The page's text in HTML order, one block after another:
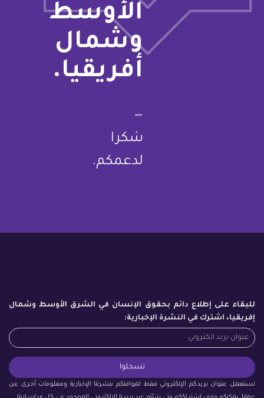
الأوسط
وشمال
أفريقيا.
—
شكرا
لدعمكم.
للبقاء على إطلاع دائم بحقوق الإنسان في الشرق الأوسط وشمال
إفريقيا، اشترك في النشرة الإخبارية:
نستعمل عنوان بريدكم الإلكتروني فقط لموافتكم بنشرتنا الإخبارية ومعلومات أخرى عن